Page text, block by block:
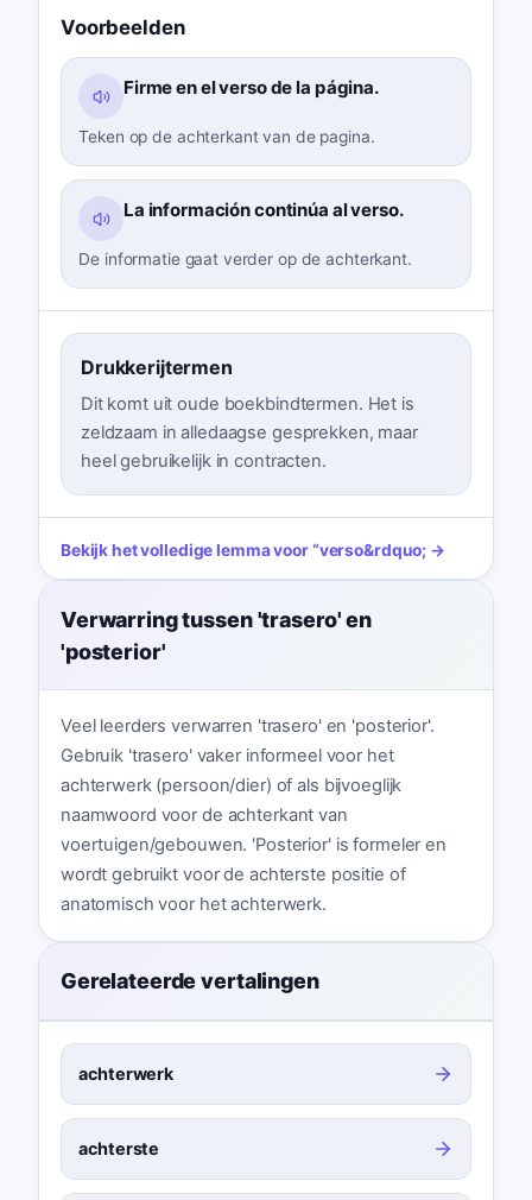
Voorbeelden
Firme en el verso de la página.
Teken op de achterkant van de pagina.
La información continúa al verso.
De informatie gaat verder op de achterkant.
Drukkerijtermen
Dit komt uit oude boekbindtermen. Het is
zeldzaam in alledaagse gesprekken, maar
heel gebruikelijk in contracten.
Bekijk het volledige lemma voor“verso&rdquo; →
Verwarring tussen 'trasero' en
'posterior'
Veel leerders verwarren 'trasero' en 'posterior'.
Gebruik 'trasero' vaker informeel voor het
achterwerk (persoon/dier) of als bijvoeglijk
naamwoord voor de achterkant van
voertuigen/gebouwen. 'Posterior' is formeler en
wordt gebruikt voor de achterste positie of
anatomisch voor het achterwerk.
Gerelateerde vertalingen
achterwerk
achterste